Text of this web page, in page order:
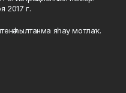
2017 г.
һылтанма яһау мотлаҡ.